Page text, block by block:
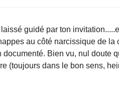
guidé par ton
au côté narcissique de la
Bien vu, nul doute
(toujours dans le bon sens,